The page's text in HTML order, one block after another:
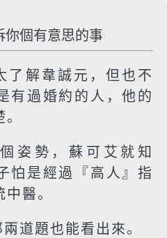
個有意思的事
了解韋誠元，但也不
有過婚約的人，他的
姿勢，蘇可艾就知
怕是經過『高人』指
醫。
道題也能看出來。